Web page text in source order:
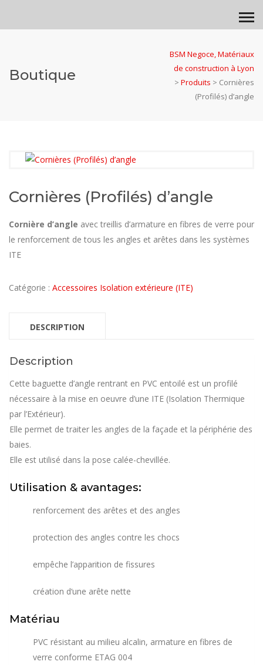
Boutique
BSM Negoce, Matériaux
de construction à Lyon
> Produits > Cornières
(Profilés) d’angle
Cornières (Profilés) d’angle
Cornière d’angle avec treillis d’armature en fibres de verre pour
le renforcement de tous les angles et arêtes dans les systèmes
ITE
Catégorie : Accessoires Isolation extérieure (ITE)
DESCRIPTION
Description
Cette baguette d’angle rentrant en PVC entoilé est un profilé
nécessaire à la mise en oeuvre d’une ITE (Isolation Thermique
par l’Extérieur).
Elle permet de traiter les angles de la façade et la périphérie des
baies.
Elle est utilisé dans la pose calée-chevillée.
Utilisation & avantages:
renforcement des arêtes et des angles
protection des angles contre les chocs
empêche l’apparition de fissures
création d‘une arête nette
Matériau
PVC résistant au milieu alcalin, armature en fibres de
verre conforme ETAG 004